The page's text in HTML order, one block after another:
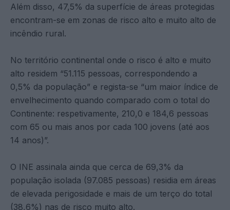
Além disso, 47,5% da superfície de áreas protegidas
encontram-se em zonas de risco alto e muito alto de
incêndio rural.
No território continental onde o risco é alto e muito
alto residem “51.115 pessoas, correspondendo a
0,5% da população” e regista-se “um maior índice de
envelhecimento quando comparado com o total do
Continente: respetivamente, 210,0 e 184,6 pessoas
com 65 ou mais anos por cada 100 jovens (até aos
14 anos)”.
O INE assinala ainda que cerca de 69,3% da
população isolada (97.085 pessoas) residia em áreas
de elevada perigosidade e mais de um terço do total
(38,6%) nas de risco muito alto.